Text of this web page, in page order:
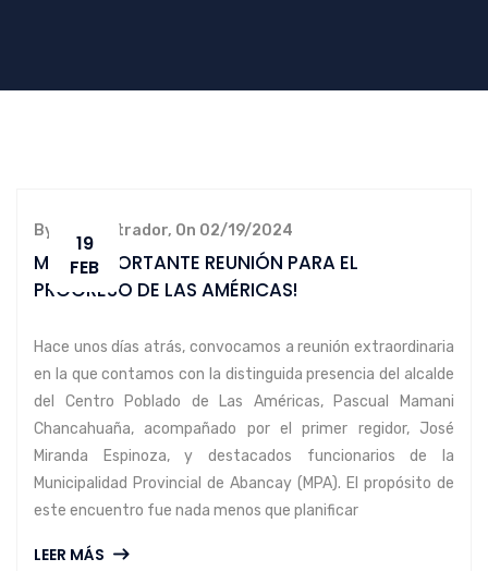
19
FEB
By administrador, On 02/19/2024
MPA: ¡IMPORTANTE REUNIÓN PARA EL
PROGRESO DE LAS AMÉRICAS!
Hace unos días atrás, convocamos a reunión extraordinaria
en la que contamos con la distinguida presencia del alcalde
del Centro Poblado de Las Américas, Pascual Mamani
Chancahuaña, acompañado por el primer regidor, José
Miranda Espinoza, y destacados funcionarios de la
Municipalidad Provincial de Abancay (MPA). El propósito de
este encuentro fue nada menos que planificar
LEER MÁS